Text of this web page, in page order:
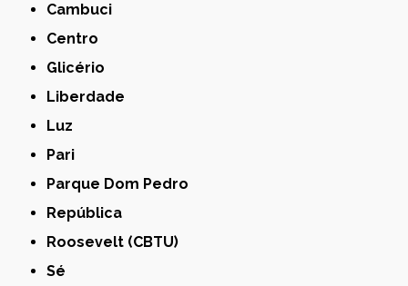
Cambuci
Centro
Glicério
Liberdade
Luz
Pari
Parque Dom Pedro
República
Roosevelt (CBTU)
Sé